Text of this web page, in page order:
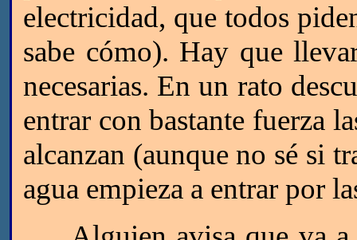
electricidad, que todos
sabe cómo). Hay que
necesarias. En un rato
entrar con bastante fuerza
alcanzan (aunque no sé si
agua empieza a entrar por